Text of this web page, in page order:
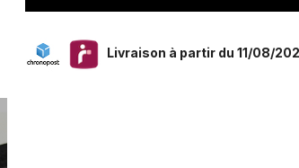
Livraison à partir du 11/08/